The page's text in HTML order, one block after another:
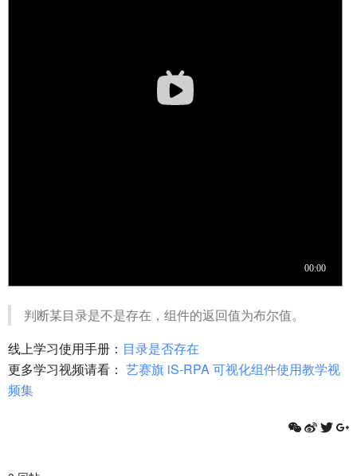
判断某目录是不是存在，组件的返回值为布尔值。
线上学习使用手册： 目录是否存在
更多学习视频请看： 艺赛旗 iS-RPA 可视化组件使用教学视
频集